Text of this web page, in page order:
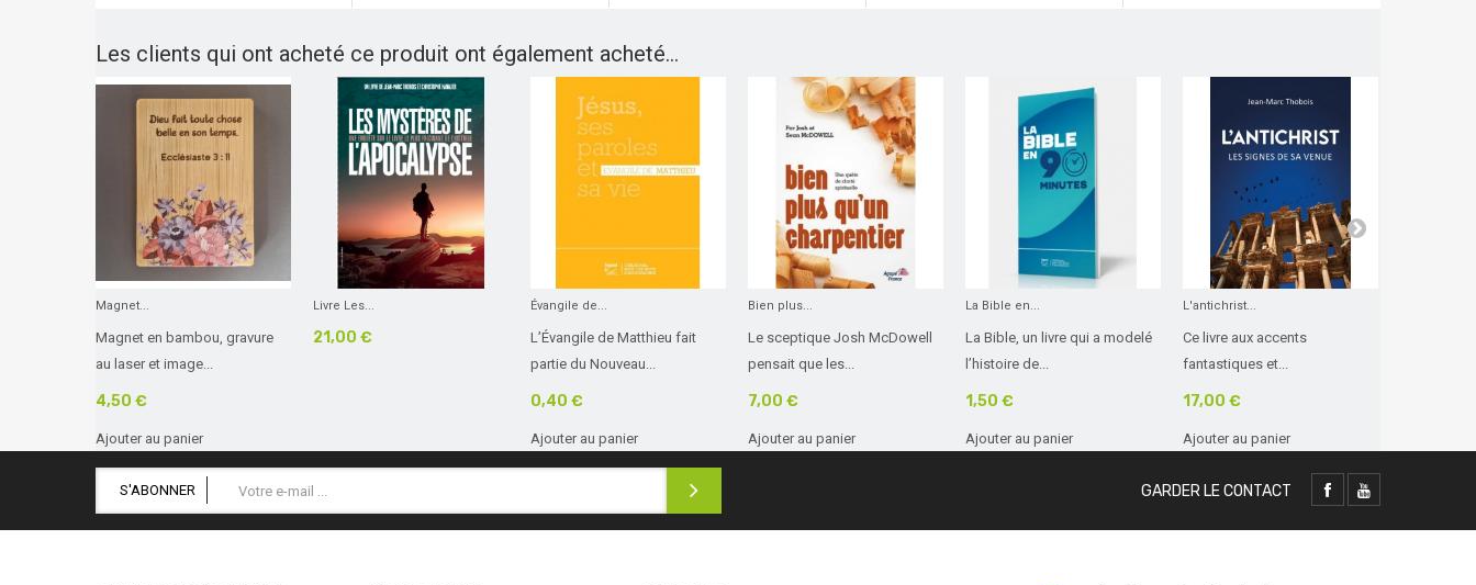
Les clients qui ont acheté ce produit ont également acheté...
Magnet...
Magnet en bambou, gravure
au laser et image...
4,50 €
Ajouter au panier
Livre Les...
21,00 €
Évangile de...
L’Évangile de Matthieu fait
partie du Nouveau...
0,40 €
Ajouter au panier
Bien plus...
Le sceptique Josh McDowell
pensait que les...
7,00 €
Ajouter au panier
La Bible en...
La Bible, un livre qui a modelé
l’histoire de...
1,50 €
Ajouter au panier
L'antichrist...
Ce livre aux accents
fantastiques et...
17,00 €
Ajouter au panier
S'ABONNER GARDER LE CONTACT